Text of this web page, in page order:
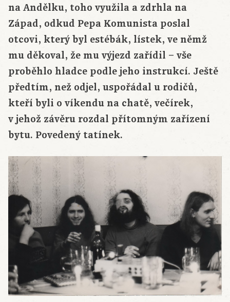
na Andělku, toho využila a zdrhla na
Západ, odkud Pepa Komunista poslal
otcovi, který byl estébák, lístek, ve němž
mu děkoval, že mu výjezd zařídil – vše
proběhlo hladce podle jeho instrukcí. Ještě
předtím, než odjel, uspořádal u rodičů,
kteří byli o víkendu na chatě, večírek,
v jehož závěru rozdal přítomným zařízení
bytu. Povedený tatínek.